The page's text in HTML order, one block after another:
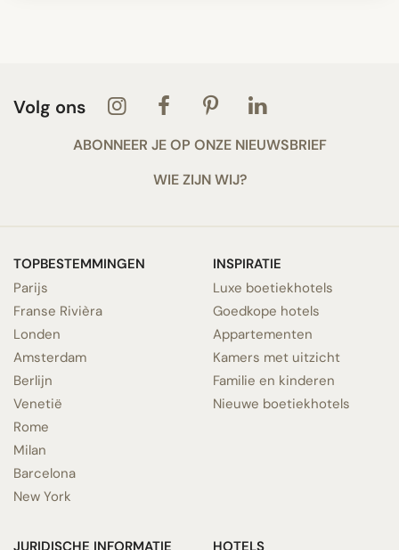
Volg ons
ABONNEER JE OP ONZE NIEUWSBRIEF
WIE ZIJN WIJ?
TOPBESTEMMINGEN
Parijs
Franse Rivièra
Londen
Amsterdam
Berlijn
Venetië
Rome
Milan
Barcelona
New York
INSPIRATIE
Luxe boetiekhotels
Goedkope hotels
Appartementen
Kamers met uitzicht
Familie en kinderen
Nieuwe boetiekhotels
JURIDISCHE INFORMATIE HOTELS